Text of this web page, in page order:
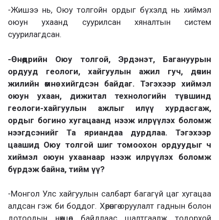
-Жишээ нь, Оюу толгойн ордыг бүхэлд нь хиймэл
оюун ухаанд суурилсан хяналтын систем
суурилагдсан.
-Өнөөдрийн Оюу толгой, Эрдэнэт, Багануурын
ордууд геологи, хайгуулын ажил гуч, дөчин
жилийн өмнө хийгдсэн байдаг. Тэгэхээр хиймэл
оюун ухаан, дижитал технологийн түвшинд
геологи-хайгуулын ажлыг илүү хурдасгаж,
ордыг богино хугацаанд нээж илрүүлэх боломж
нээгдсэнийг Та яриандаа дурдлаа. Тэгэхээр
цаашид Оюу толгой шиг томоохон ордуудыг ч
хиймэл оюун ухаанаар нээж илрүүлэх боломж
бүрдэж байна, тийм үү?
-Монгол Улс хайгуулын салбарт багагүй цаг хугацаа
алдсан гэж би боддог. Хөрөнгө оруулалт гаднын болон